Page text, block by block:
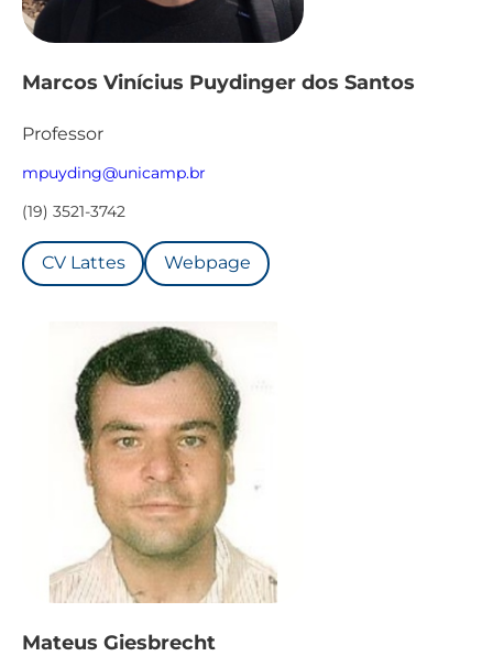
Marcos Vinícius Puydinger dos Santos
Professor
mpuyding@unicamp.br
(19) 3521-3742
CV Lattes Webpage
Mateus Giesbrecht